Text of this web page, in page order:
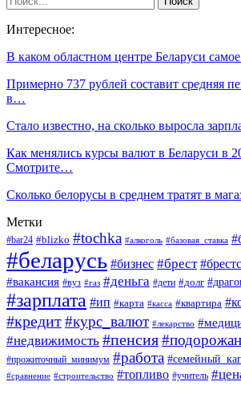
Интересное:
В каком областном центре Беларуси
Примерно 737 рублей составит средняя
в…
Стало известно, на сколько выросла
Как менялись курсы валют в Беларуси в
Смотрите…
Сколько белорусы в среднем тратят в
Метки
#bar24 #blizko #tochka #алкоголь #базовая_ставка
#беларусь #бизнес #брест
#вакансия #вуз #газ #деньга #дети #долг
#зарплата #ип #карта #касса #квартира
#кредит#курс_валют #лекарство
#недвижимость #пенсия
#прожиточный_минимум #работа
#сравнение #строительство #топливо #учитель